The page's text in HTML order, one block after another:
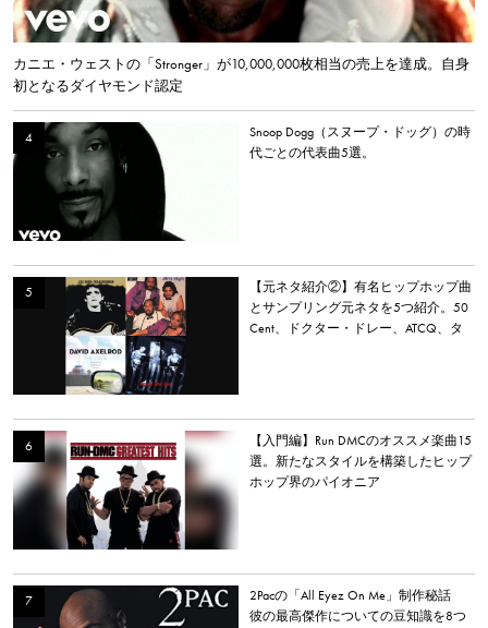
カニエ・ウェストの「Stronger」が10,000,000枚相当の売上を達成。自身
初となるダイヤモンド認定
Snoop Dogg（スヌープ・ドッグ）の時
代ごとの代表曲5選。
【元ネタ紹介②】有名ヒップホップ曲
とサンプリング元ネタを5つ紹介。50
Cent、ドクター・ドレー、ATCQ、タ
【入門編】Run DMCのオススメ楽曲15
選。新たなスタイルを構築したヒップ
ホップ界のパイオニア
2Pacの「All Eyez On Me」制作秘話
彼の最高傑作についての豆知識を8つ